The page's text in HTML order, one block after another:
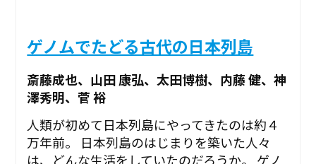
ゲノムでたどる古代の日本列島
斎藤成也、山田 康弘、太田博樹、内藤 健、神
澤秀明、菅 裕
人類が初めて日本列島にやってきたのは約４
万年前。 日本列島のはじまりを築いた人々
は、どんな生活をしていたのだろうか。 ゲノ